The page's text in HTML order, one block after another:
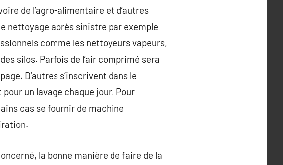
de l’agro-alimentaire et d’autres
nettoyage après sinistre par exemple
comme les nettoyeurs vapeurs,
silos. Parfois de l’air comprimé sera
D’autres s’inscrivent dans le
un lavage chaque jour. Pour
cas se fournir de machine
la bonne manière de faire de la